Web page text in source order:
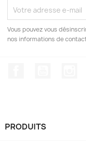
Vous pouvez vous
nos informations de
PRODUITS